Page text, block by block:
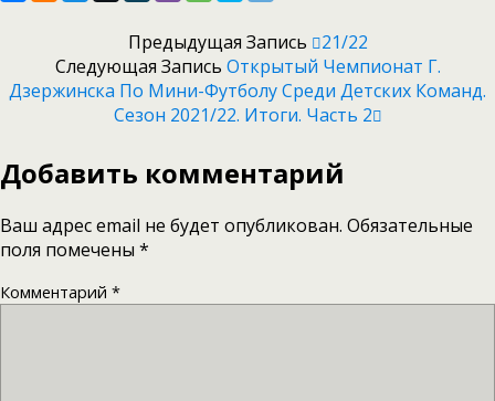
Предыдущая Запись
21/22
Следующая Запись Открытый Чемпионат Г.
Дзержинска По Мини-Футболу Среди Детских Команд.
Сезон 2021/22. Итоги. Часть 2
Добавить комментарий
Ваш адрес email не будет опубликован. Обязательные
поля помечены *
Комментарий *